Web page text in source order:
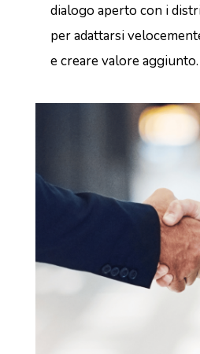
dialogo aperto con i
per adattarsi
e creare valore aggiunto.